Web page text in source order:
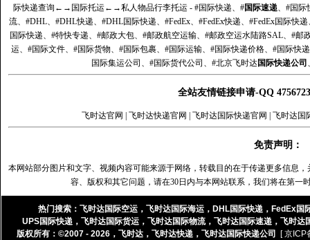
际快递查询 ←→ 国际托运←→私人物品行李托运 - #国际快递、#国际速递、#国际
流、#DHL、#DHL快递、#DHL国际快递、#FedEx、#FedEx快递、#FedEx国际快
国际快递、#特快专递、#邮政大包、#邮政航空运输、#邮政空运水陆路SAL、#
运、#国际文件、#国际货物、#国际包裹、#国际运输、#国际快递价格、#国际快
国际集运公司、#国际货代公司、#北京飞时达国际快递公司
全站友情链接申请-QQ
飞时达官网 飞时达快递官网 飞时达国际快递官网 飞时达国
免责声明：
本网站部分图片和文字、视频内容可能来源于网络，转载目的在于传递更多信息
容、版权和其它问题，请在30日内与本网站联系，我们将在第一
热门搜索： 飞时达国际空运 ， 飞时达国际海运 ， DHL国际快递 ， FedEx国
UPS国际快递 ， 飞时达国际货运 ， 飞时达国际物流， 飞时达国际速递 ， 飞时达
版权所有：©2007 - 2026， 飞时达， 飞时达快递， 飞时达国际快递公司 [ 京ICP